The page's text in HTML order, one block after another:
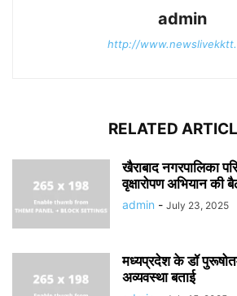
admin
http://
RELATED
खैराबाद नगरपालिका
वृक्षारोपण अभियान की
admin - July 23, 2025
मध्यप्रदेश के डॉ
अव्यवस्था बताई